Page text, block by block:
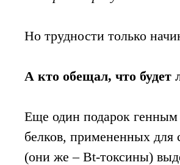
Но трудности только
А кто обещал, что будет
Еще один подарок
белков, примененных для
(они же – Bt-токсины)